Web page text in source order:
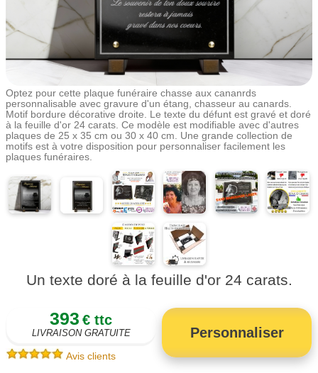
Optez pour cette plaque funéraire chasse aux cananrds
personnalisable avec gravure d'un étang, chasseur au canards.
Motif bordure décorative droite. Le texte du défunt est gravé et doré
à la feuille d'or 24 carats. Ce modèle est modifiable avec d'autres
plaques de 25 x 35 cm ou 30 x 40 cm. Une grande collection de
motifs est à votre disposition pour personnaliser facilement les
plaques funéraires.
Un texte doré à la feuille d'or 24 carats.
393 € ttc
LIVRAISON GRATUITE Personnaliser
Avis clients